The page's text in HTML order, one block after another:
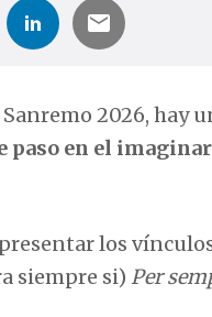
2026, hay
paso en el
los
siempre si) Per